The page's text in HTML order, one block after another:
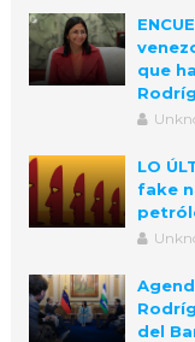
que
LO
fake
del